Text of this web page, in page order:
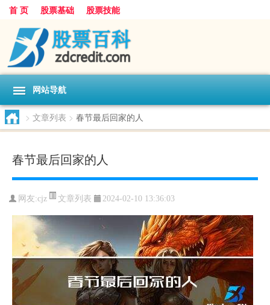
首 页 股票基础 股票技能
网站导航
> 文章列表 > 春节最后回家的人
春节最后回家的人
网友:cjz 文章列表 2024-02-10 13:36:03